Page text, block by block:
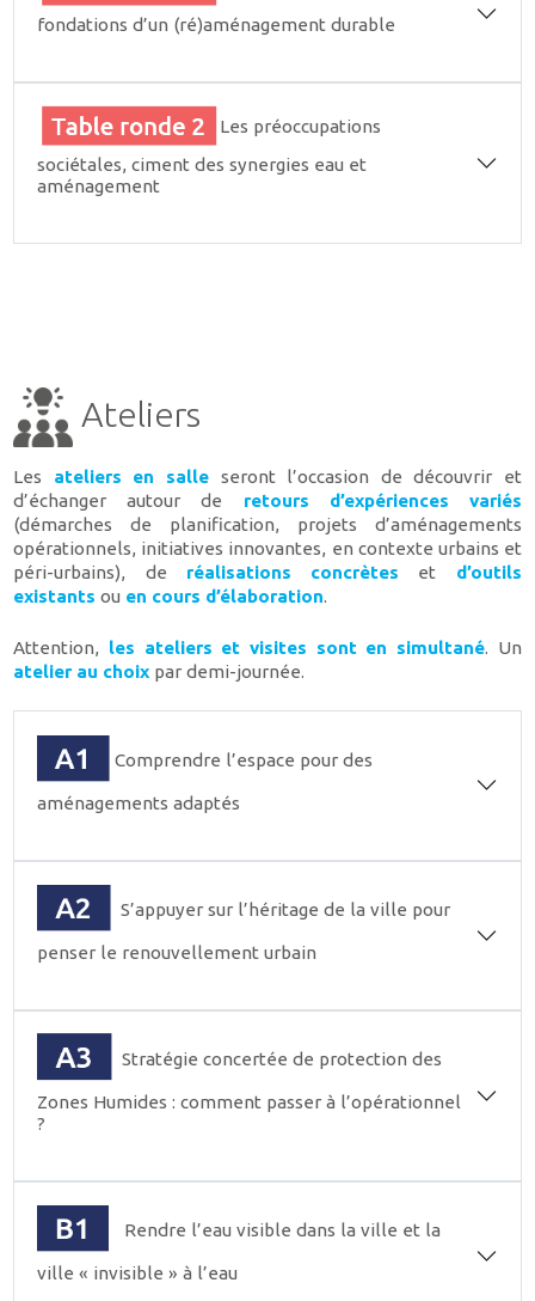
fondations d’un (ré)aménagement durable
Les préoccupations
sociétales, ciment des synergies eau et
aménagement
Ateliers
Les ateliers en salleseront l’occasion de découvrir et
d’échanger autour de retours d’expériences variés
(démarches de planification, projets d’aménagements
opérationnels, initiatives innovantes, en contexte urbains et
péri-urbains), de réalisations concrètes et d’outils
existants ou en cours d’élaboration.
Attention, les ateliers et visites sont en simultané. Un
atelier au choix par demi-journée.
Comprendre l’espace pour des
aménagements adaptés
S’appuyer sur l’héritage de la ville pour
penser le renouvellement urbain
Stratégie concertée de protection des
Zones Humides : comment passer à l’opérationnel
?
Rendre l’eau visible dans la ville et la
ville « invisible » à l’eau